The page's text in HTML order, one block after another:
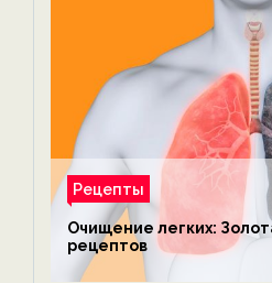
Рецепты
Очищение легких:
рецептов